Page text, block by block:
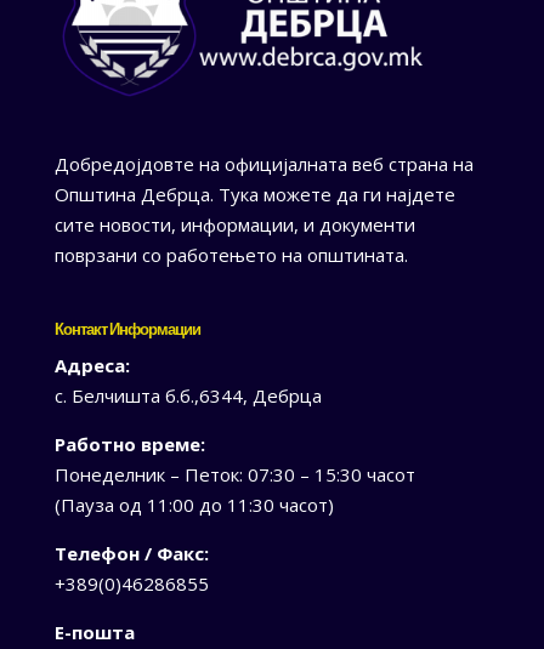
Добредојдовте на официјалната веб страна на
Општина Дебрца. Тука можете да ги најдете
сите новости, информации, и документи
поврзани со работењето на општината.
Контакт Информации
Адреса:
с. Белчишта б.б.,6344, Дебрца
Работно време:
Понеделник – Петок: 07:30 – 15:30 часот
(Пауза од 11:00 до 11:30 часот)
Телефон / Факс:
+389(0)46286855
Е-пошта